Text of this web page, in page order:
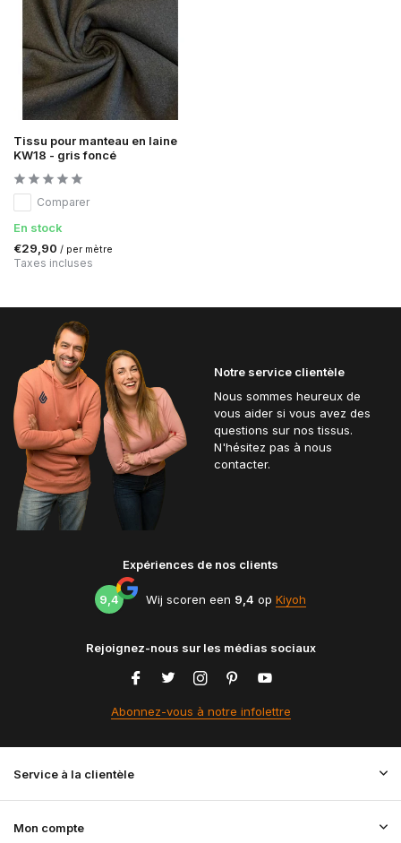
Tissu pour manteau en laine
KW18 - gris foncé
Comparer
En stock
€29,90 / per mètre
Taxes incluses
Notre service clientèle
Nous sommes heureux de
vous aider si vous avez des
questions sur nos tissus.
N'hésitez pas à nous
contacter.
Expériences de nos clients
9,4 Wij scoren een 9,4 op Kiyoh
Rejoignez-nous sur les médias sociaux
Abonnez-vous à notre infolettre
Service à la clientèle
Mon compte